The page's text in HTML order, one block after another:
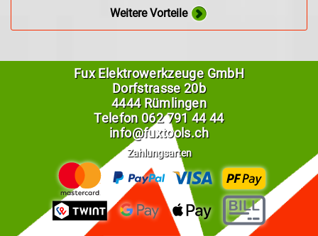
Weitere Vorteile
Fux Elektrowerkzeuge GmbH
Dorfstrasse 20b
4444 Rümlingen
Telefon 062 791 44 44
info@fuxtools.ch
Zahlungsarten